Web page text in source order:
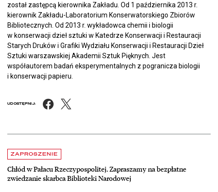
został zastępcą kierownika Zakładu. Od 1 października 2013 r.
kierownik Zakładu-Laboratorium Konserwatorskiego Zbiorów
Bibliotecznych. Od 2013 r. wykładowca chemii i biologii
w konserwacji dzieł sztuki w Katedrze Konserwacji i Restauracji
Starych Druków i Grafiki Wydziału Konserwacji i Restauracji Dzieł
Sztuki warszawskiej Akademii Sztuk Pięknych. Jest
współautorem badań eksperymentalnych z pogranicza biologii
i konserwacji papieru.
UDOSTĘPNIJ: Facebook
Aktualności
ZAPROSZENIE
Chłód w Pałacu Rzeczypospolitej. Zapraszamy na bezpłatne
zwiedzanie skarbca Biblioteki Narodowej
czytaj więcej o Chłód w Pałacu Rzeczypospolitej. Zapraszamy na